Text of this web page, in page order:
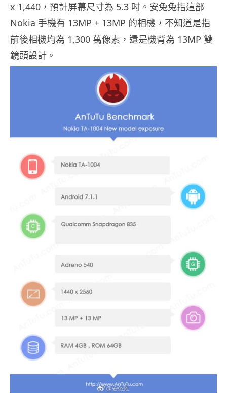
x 1,440，預計屏幕尺寸為 5.3 吋。安兔兔指這部
Nokia 手機有 13MP + 13MP 的相機，不知道是指
前後相機均為 1,300 萬像素，還是機背為 13MP 雙
鏡頭設計。